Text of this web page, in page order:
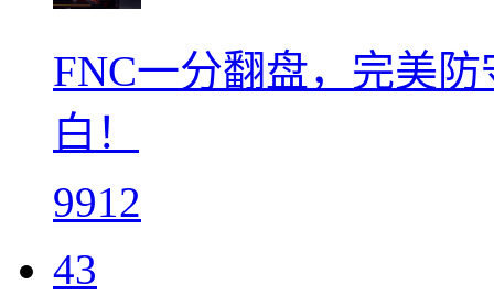
FNC一分翻盘，完美
白！
9912
43